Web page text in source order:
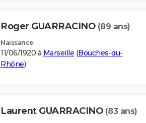
Roger GUARRACINO (89 ans)
Naissance
11/06/1920 à Marseille (Bouches-du-
Rhône)
Laurent GUARRACINO (83 ans)